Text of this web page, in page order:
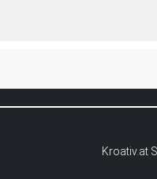
Kroativ.at